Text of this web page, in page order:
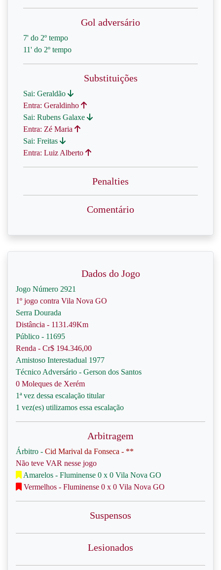
Gol adversário
7' do 2º tempo
11' do 2º tempo
Substituições
Sai: Geraldão
Entra: Geraldinho
Sai: Rubens Galaxe
Entra: Zé Maria
Sai: Freitas
Entra: Luiz Alberto
Penalties
Comentário
Dados do Jogo
Jogo Número 2921
1º jogo contra Vila Nova GO
Serra Dourada
Distância - 1131.49Km
Público - 11695
Renda - Cr$ 194.346,00
Amistoso Interestadual 1977
Técnico Adversário - Gerson dos Santos
0 Moleques de Xerém
1ª vez dessa escalação titular
1 vez(es) utilizamos essa escalação
Arbitragem
Árbitro - Cid Marival da Fonseca - **
Não teve VAR nesse jogo
Amarelos - Fluminense 0 x 0 Vila Nova GO
Vermelhos - Fluminense 0 x 0 Vila Nova GO
Suspensos
Lesionados